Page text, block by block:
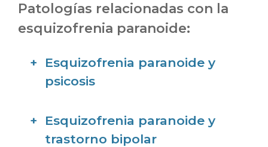
Patologías relacionadas con la
esquizofrenia paranoide:
Esquizofrenia paranoide y
psicosis
Esquizofrenia paranoide y
trastorno bipolar